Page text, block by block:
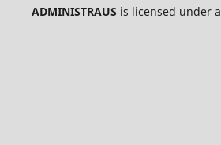
ADMINISTRAUS is licensed under a